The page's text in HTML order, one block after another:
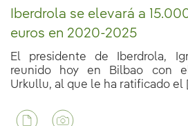
Iberdrola se elevará a
euros en 2020-2025
El presidente de Iberdrola,
reunido hoy en Bilbao con
Urkullu, al que le ha ratificado el